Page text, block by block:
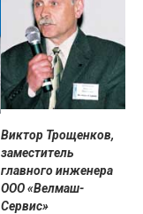
Виктор Трощенков,
заместитель
главного инженера
ООО «Велмаш-
Сервис»